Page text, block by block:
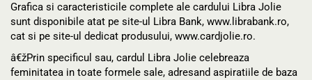
Grafica si caracteristicile complete ale cardului Libra Jolie
sunt disponibile atat pe site-ul Libra Bank, www.librabank.ro,
cat si pe site-ul dedicat produsului, www.cardjolie.ro.
â€žPrin specificul sau, cardul Libra Jolie celebreaza
feminitatea in toate formele sale, adresand aspiratiile de baza